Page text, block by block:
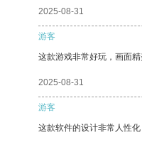
2025-08-31
游客
这款游戏非常好玩，画面精
2025-08-31
游客
这款软件的设计非常人性化